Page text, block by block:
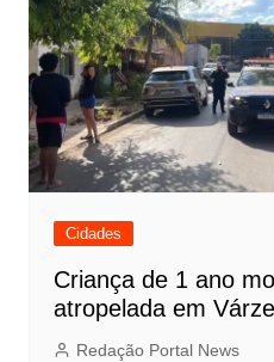
Cidades
Criança de 1 ano
atropelada em
Redação Portal News